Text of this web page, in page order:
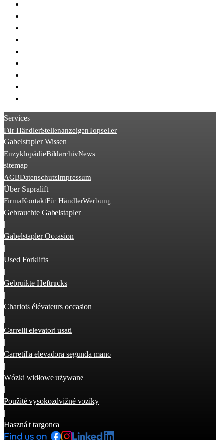
Services
Für HändlerStellenanzeigenTopseller
Gabelstapler Wissen
EnzyklopädieBildarchivNews
sitemap
AGBDatenschutzImpressum
Über Supralift
FirmaKontaktFür HändlerWerbung
Gebrauchte Gabelstapler
|
Gabelstapler Occasion
|
Used Forklifts
|
Gebruikte Heftrucks
|
Chariots élévateurs occasion
|
Carrelli elevatori usati
|
Carretilla elevadora segunda mano
|
Wózki widłowe używane
|
Použité vysokozdvižné vozíky
|
Használt targonca